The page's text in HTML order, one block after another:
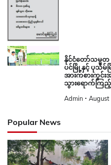
နိုင်ငံတော်သမ္မတ
ပင်မြို့နှင့် ပုသိမ်
အားကစားကွင်း
သွားရောက်ကြ
Admin August
Popular News